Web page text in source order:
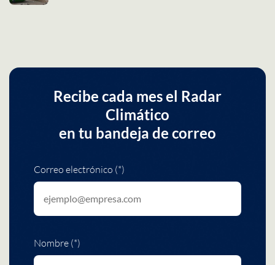
Recibe cada mes el Radar
Climático
en tu bandeja de correo
Correo electrónico (*)
Nombre (*)